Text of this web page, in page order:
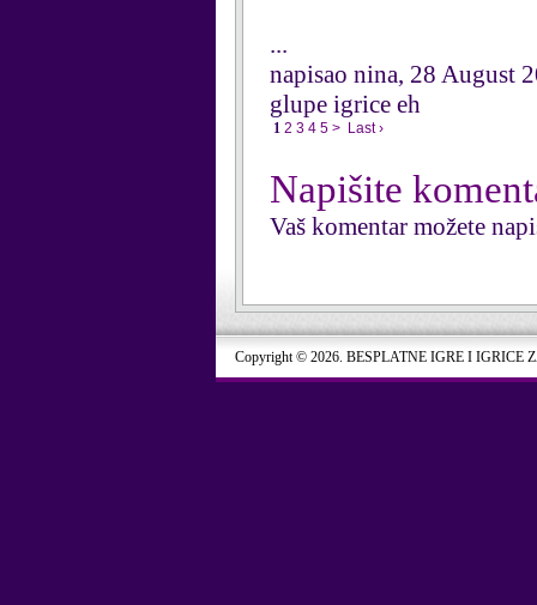
...
napisao nina, 28 August
glupe igrice eh
1 2 3 4 5 > Last ›
Napišite
Vaš komentar možete
Copyright © 2026. BESPLATNE IGRE I IGRICE